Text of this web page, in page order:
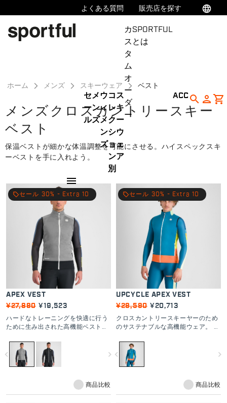
意
ビ
へ
よくある質問 販売店を探す language
セ
ー
ル
メ
ン
ズ
ウ
ィ
メ
ン
ズ
コ
レ
ク
シ
ョ
ン
別
ス
キ
ー
ウ
ェ
ア
カ
ス
タ
ム
オ
ー
ダ
ー
SPORTFUL
とは
ACCsearch person shopping_cart
menu
ホーム メンズ スキーウェア ベスト
メンズクロスカントリースキー
ベスト
保温ベストが細かな体温調整を可能にさせる。ハイスペックスキ
ーベストを手に入れよう。
APEX VEST
¥27,890 ¥19,523
ハードなトレーニングを快適に行う
ために生み出された高機能ベスト。
により優れた防風性を発揮。背面の
薄手の生地は通気性を向上させるよ
うデザインされている。
navigate_before navigate_next
local_offerセール 30% - Extra 10
商品比較
UPCYCLE APEX VEST
¥29,590 ¥20,713
クロスカントリースキーヤーのため
のサステナブルな高機能ウェア。 防
navigate_before navigate_next
local_offerセール 30% - Extra 10
商品比較